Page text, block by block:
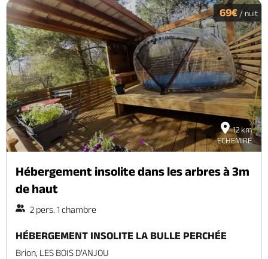
12 km
ECHEMIRE
69€ / nuit
Hébergement insolite dans les arbres à 3m
de haut
2 pers. 1 chambre
HÉBERGEMENT INSOLITE LA BULLE PERCHÉE
Brion, LES BOIS D'ANJOU